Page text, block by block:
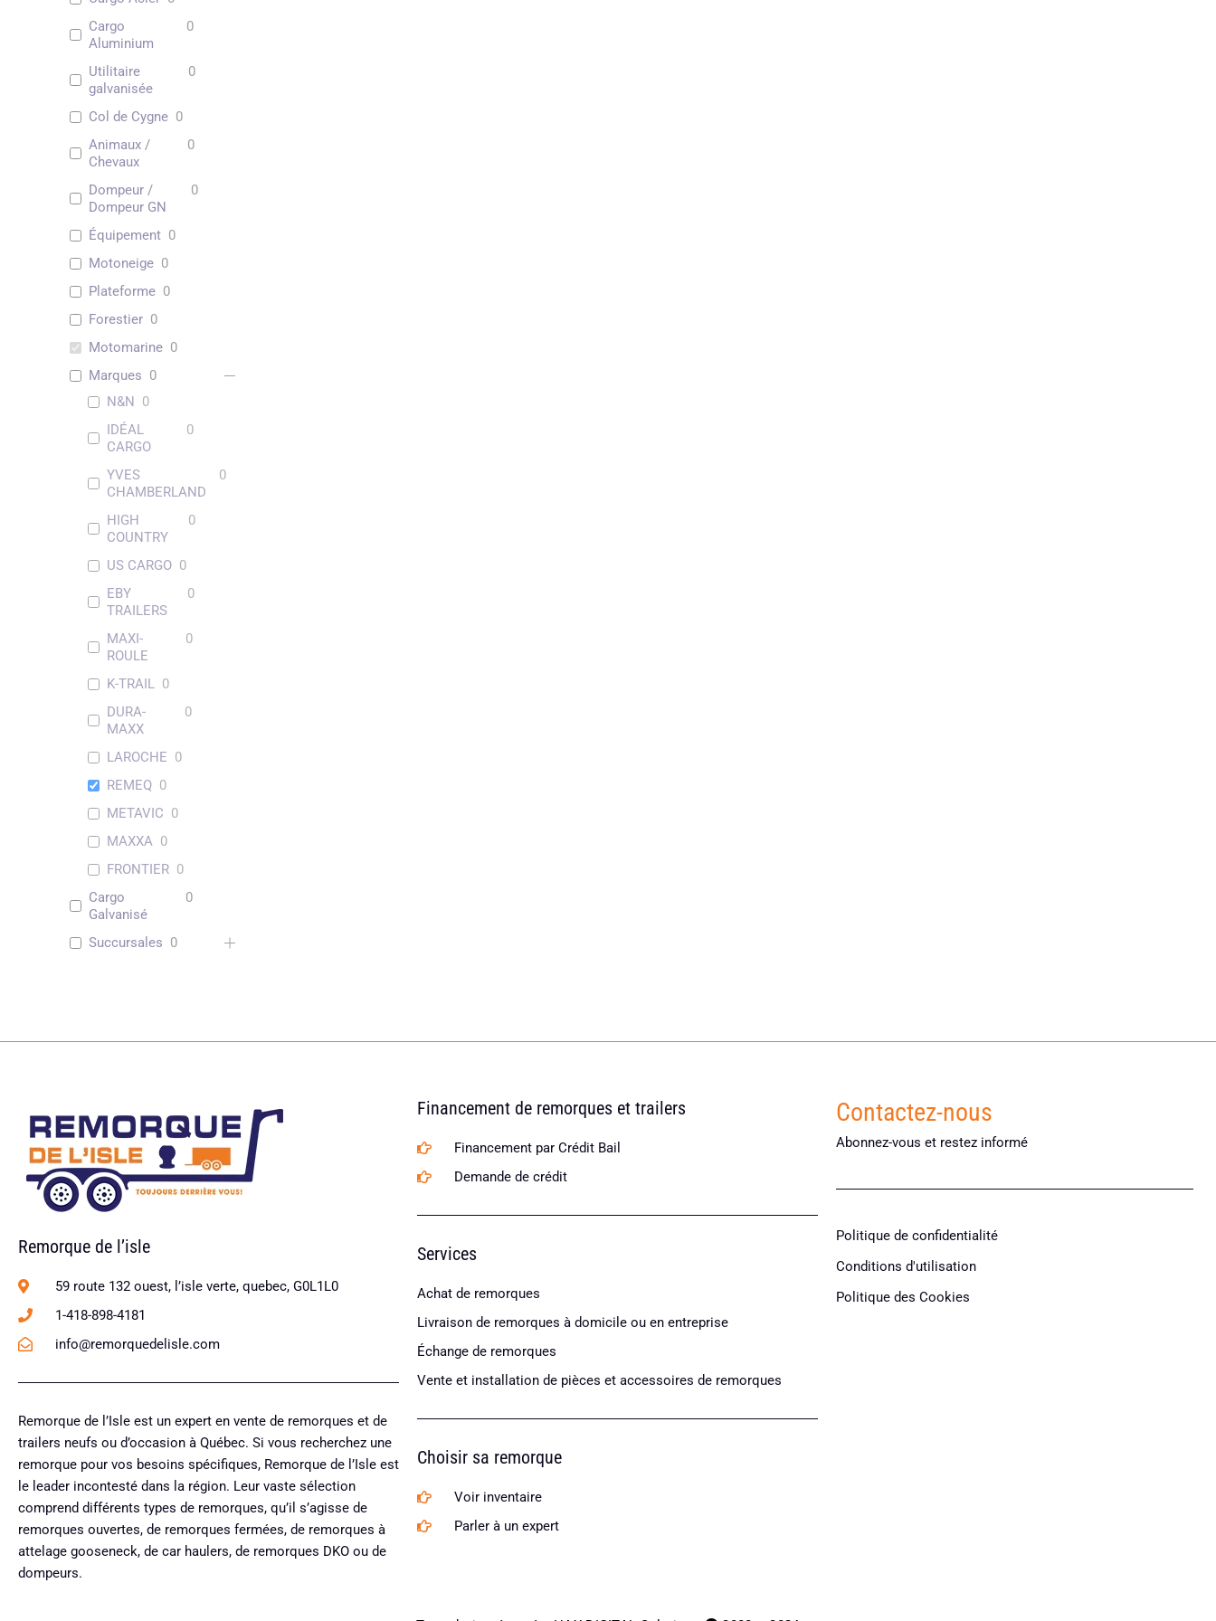
Cargo
Aluminium
0
Utilitaire
galvanisée
0
Col de Cygne 0
Animaux /
Chevaux
0
Dompeur /
Dompeur GN
0
Équipement 0
Motoneige 0
Plateforme 0
Forestier 0
Motomarine 0
Marques 0
N&N 0
IDÉAL
CARGO
0
YVES
CHAMBERLAND
0
HIGH
COUNTRY
0
US CARGO 0
EBY
TRAILERS
0
MAXI-
ROULE
0
K-TRAIL
0
DURA-
MAXX
0
LAROCHE 0
REMEQ 0
METAVIC 0
MAXXA 0
FRONTIER 0
Cargo
Galvanisé
0
Succursales 0
Remorque de l’isle
59 route 132 ouest, l’isle verte, quebec, G0L1L0
1-418-898-4181
info@remorquedelisle.com
Remorque de l’Isle est un expert en vente de remorques et de
trailers neufs ou d’occasion à Québec. Si vous recherchez une
remorque pour vos besoins spécifiques, Remorque de l’Isle est
le leader incontesté dans la région. Leur vaste sélection
comprend différents types de remorques, qu’il s’agisse de
remorques ouvertes, de remorques fermées, de remorques à
attelage gooseneck, de car haulers, de remorques DKO ou de
dompeurs.
Financement de remorques et trailers
Financement par Crédit Bail
Demande de crédit
Services
Achat de remorques
Livraison de remorques à domicile ou en entreprise
Échange de remorques
Vente et installation de pièces et accessoires de remorques
Choisir sa remorque
Voir inventaire
Parler à un expert
Contactez-nous
Abonnez-vous et restez informé
Politique de confidentialité
Conditions d'utilisation
Politique des Cookies